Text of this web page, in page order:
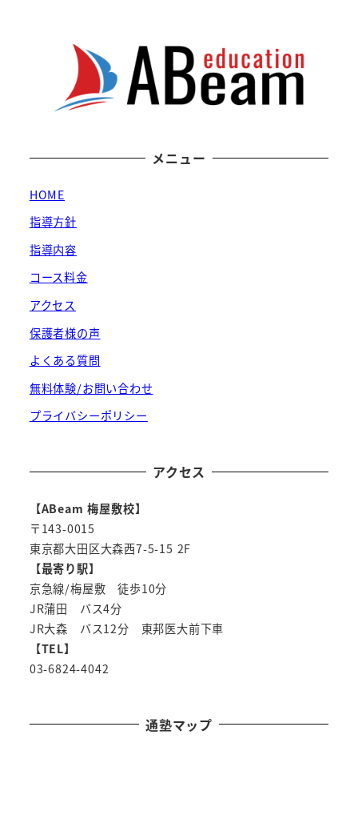
メニュー
HOME
指導方針
指導内容
コース料金
アクセス
保護者様の声
よくある質問
無料体験/お問い合わせ
プライバシーポリシー
アクセス
【ABeam 梅屋敷校】
〒143-0015
東京都大田区大森西7-5-15 2F
【最寄り駅】
京急線/梅屋敷 徒歩10分
JR蒲田 バス4分
JR大森 バス12分 東邦医大前下車
【TEL】
03-6824-4042
通塾マップ